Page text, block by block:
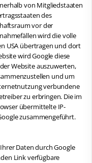
von Mitgliedstaaten
des
vor der
wird die volle
USA übertragen und dort
wird Google diese
Website auszuwerten,
und um
verbundene
zu erbringen. Die im
übermittelte IP-
zusammengeführt.
Daten durch Google
Link verfügbare